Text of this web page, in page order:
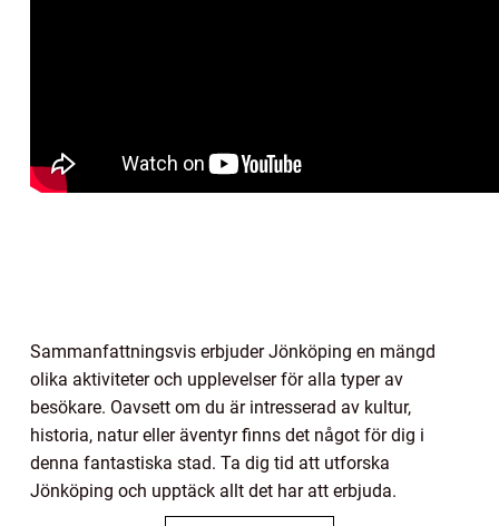
Sammanfattningsvis erbjuder Jönköping en mängd
olika aktiviteter och upplevelser för alla typer av
besökare. Oavsett om du är intresserad av kultur,
historia, natur eller äventyr finns det något för dig i
denna fantastiska stad. Ta dig tid att utforska
Jönköping och upptäck allt det har att erbjuda.